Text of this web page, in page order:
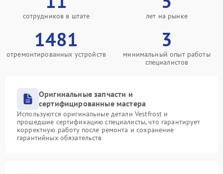
сотрудников в штате лет на рынке
1481
отремонтированных устройств
3
минимальный опыт работы
специалистов
Оригинальные запчасти и
сертифицированные мастера
Используются оригинальные детали Vestfrost и
прошедшие сертификацию специалисты, что гарантирует
корректную работу после ремонта и сохранение
гарантийных обязательств